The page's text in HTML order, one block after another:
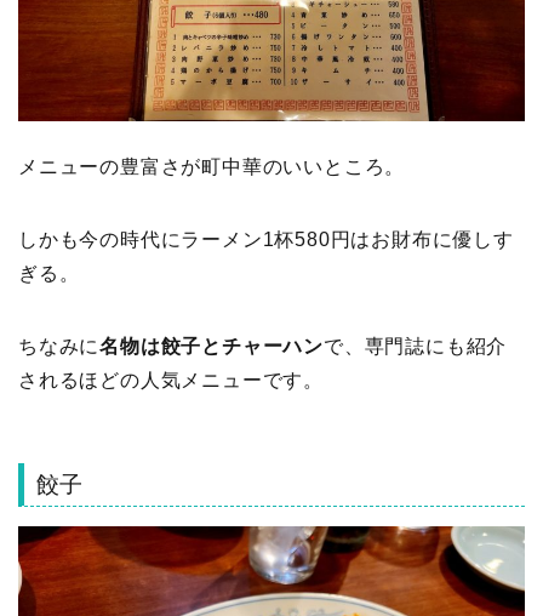
メニューの豊富さが町中華のいいところ。
しかも今の時代にラーメン1杯580円はお財布に優しす
ぎる。
ちなみに名物は餃子とチャーハンで、専門誌にも紹介
されるほどの人気メニューです。
餃子